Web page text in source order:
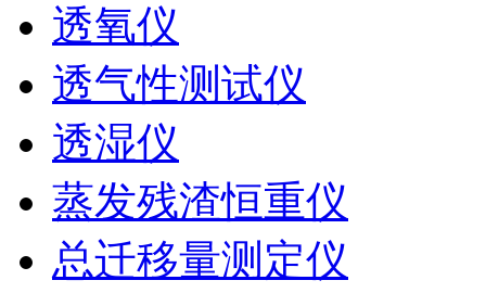
透氧仪
透气性测试仪
透湿仪
蒸发残渣恒重仪
总迁移量测定仪